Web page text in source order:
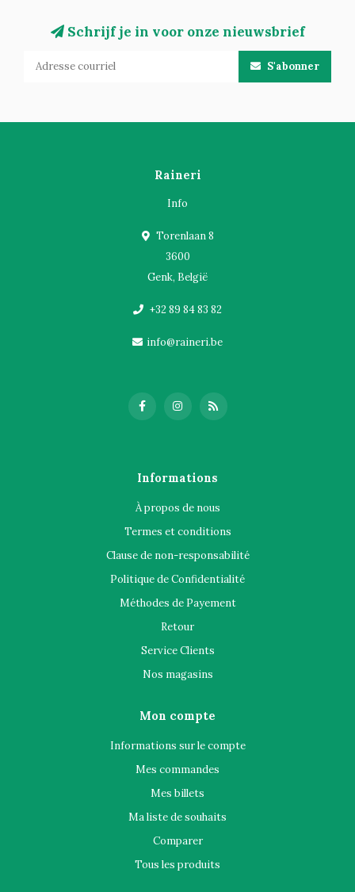
Schrijf je in voor onze nieuwsbrief
S'abonner
Raineri
Info
Torenlaan 8
3600
Genk, België
+32 89 84 83 82
info@raineri.be
Informations
À propos de nous
Termes et conditions
Clause de non-responsabilité
Politique de Confidentialité
Méthodes de Payement
Retour
Service Clients
Nos magasins
Mon compte
Informations sur le compte
Mes commandes
Mes billets
Ma liste de souhaits
Comparer
Tous les produits